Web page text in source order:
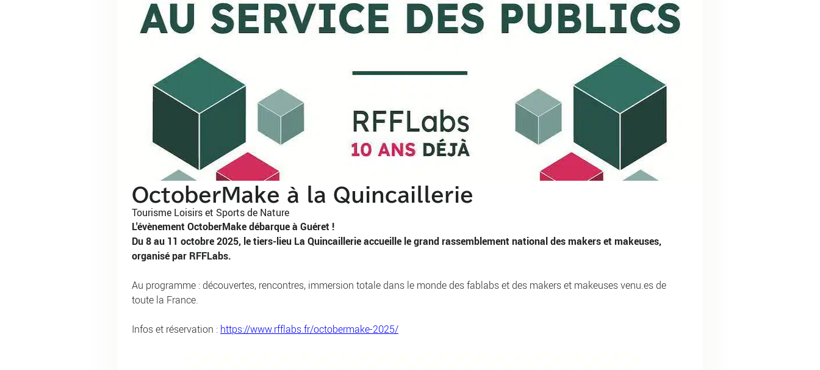
OctoberMake à la Quincaillerie
Tourisme Loisirs et Sports de Nature
L'évènement OctoberMake débarque à Guéret !
Du 8 au 11 octobre 2025, le tiers-lieu La Quincaillerie accueille le grand rassemblement national des makers et makeuses,
organisé par RFFLabs.
Au programme : découvertes, rencontres, immersion totale dans le monde des fablabs et des makers et makeuses venu.es de
toute la France.
Infos et réservation : https://www.rfflabs.fr/octobermake-2025/